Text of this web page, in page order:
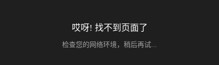
哎呀! 找不到页面了
检查您的网络环境，稍后再试...